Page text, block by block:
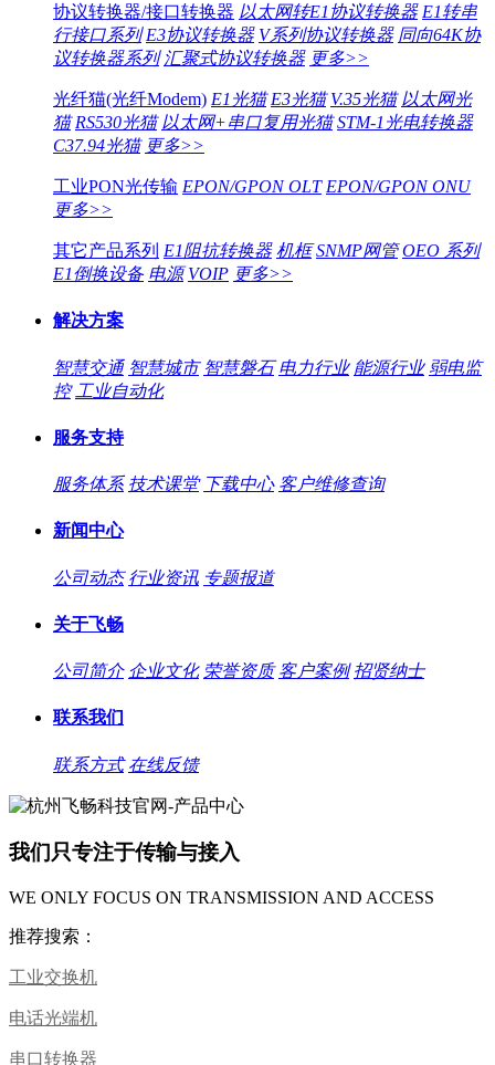
协议转换器/接口转换器 以太网转E1协议转换器 E1转串
行接口系列 E3协议转换器 V系列协议转换器 同向64K协
议转换器系列 汇聚式协议转换器 更多>>
光纤猫(光纤Modem) E1光猫 E3光猫 V.35光猫 以太网光
猫 RS530光猫 以太网+串口复用光猫 STM-1光电转换器
C37.94光猫 更多>>
工业PON光传输 EPON/GPON OLT EPON/GPON ONU
更多>>
其它产品系列 E1阻抗转换器 机框 SNMP网管 OEO 系列
E1倒换设备 电源 VOIP 更多>>
解决方案
智慧交通 智慧城市 智慧磐石 电力行业 能源行业 弱电监
控 工业自动化
服务支持
服务体系 技术课堂 下载中心 客户维修查询
新闻中心
公司动态 行业资讯 专题报道
关于飞畅
公司简介 企业文化 荣誉资质 客户案例 招贤纳士
联系我们
联系方式 在线反馈
我们只专注于传输与接入
WE ONLY FOCUS ON TRANSMISSION AND ACCESS
推荐搜索：
工业交换机
电话光端机
串口转换器